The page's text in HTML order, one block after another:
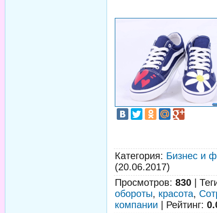
Категория: Бизнес и
(20.06.2017)
Просмотров: 830
обороты, красота,
компании
Рейтинг: